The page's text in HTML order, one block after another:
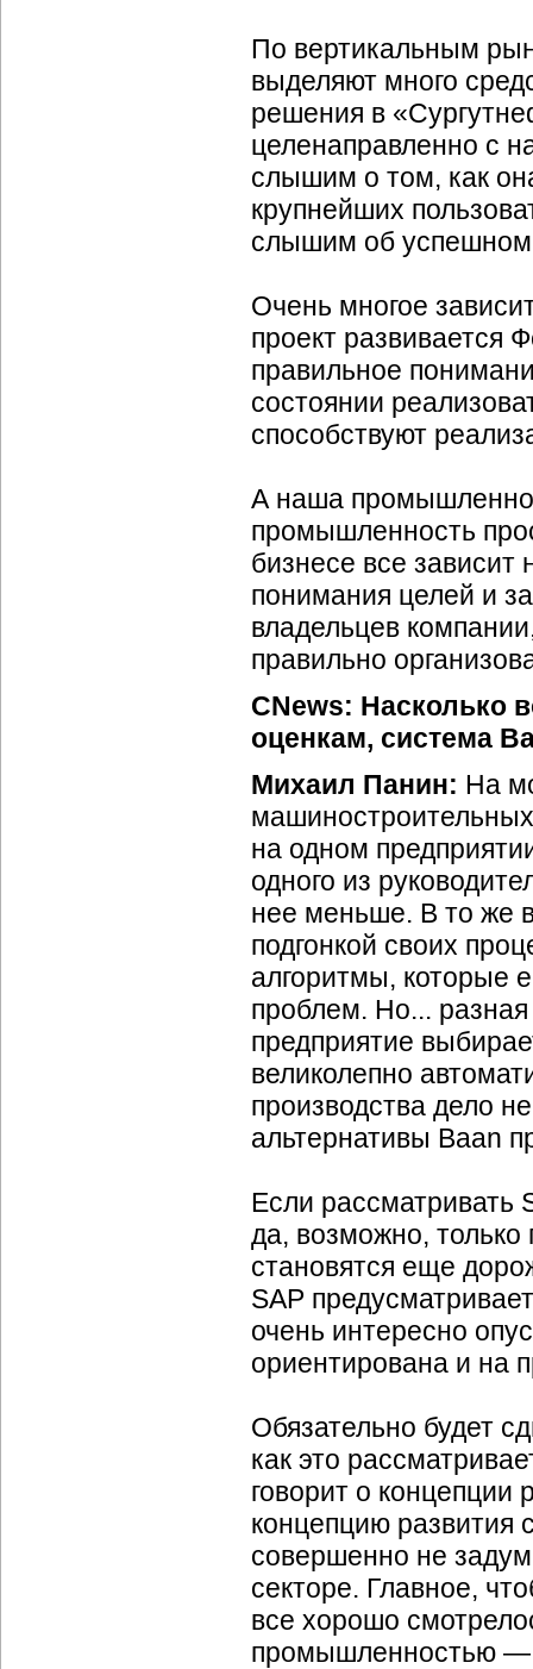
По вертикальным
выделяют много
решения в
целенаправленно с
слышим о том, как
крупнейших
слышим об
Очень многое
проект
правильное
состоянии
способствуют
А наша
промышленность
бизнесе все зависит
понимания целей и
владельцев
правильно
CNews: Насколько
оценкам, система
Михаил Панин: На
на одном
одного из
нее меньше. В то же
подгонкой своих
алгоритмы, которые
проблем. Но... разная
предприятие
великолепно
производства дело
альтернативы Baan
Если рассматривать
да, возможно, только
становятся еще
SAP
очень интересно
ориентирована и на
Обязательно будет
как это
говорит о концепции
концепцию развития
совершенно не
секторе. Главное,
все хорошо
промышленностью —